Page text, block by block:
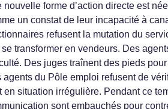
nouvelle forme d’action directe est
un constat de leur incapacité à
refusent la mutation du
se transformer en vendeurs. Des
Des juges traînent des pieds
agents du Pôle emploi refusent de
en situation irrégulière. Pendant ce
sont embauchés pour